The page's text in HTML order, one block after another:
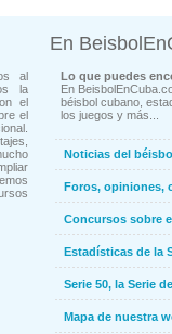
al
la
el
el
En
Lo que puedes
En
béisbol cubano,
los juegos y más...
Noticias del
Foros, opiniones,
Concursos sobre
Estadísticas de la
Serie 50, la Serie
Mapa de nuestra